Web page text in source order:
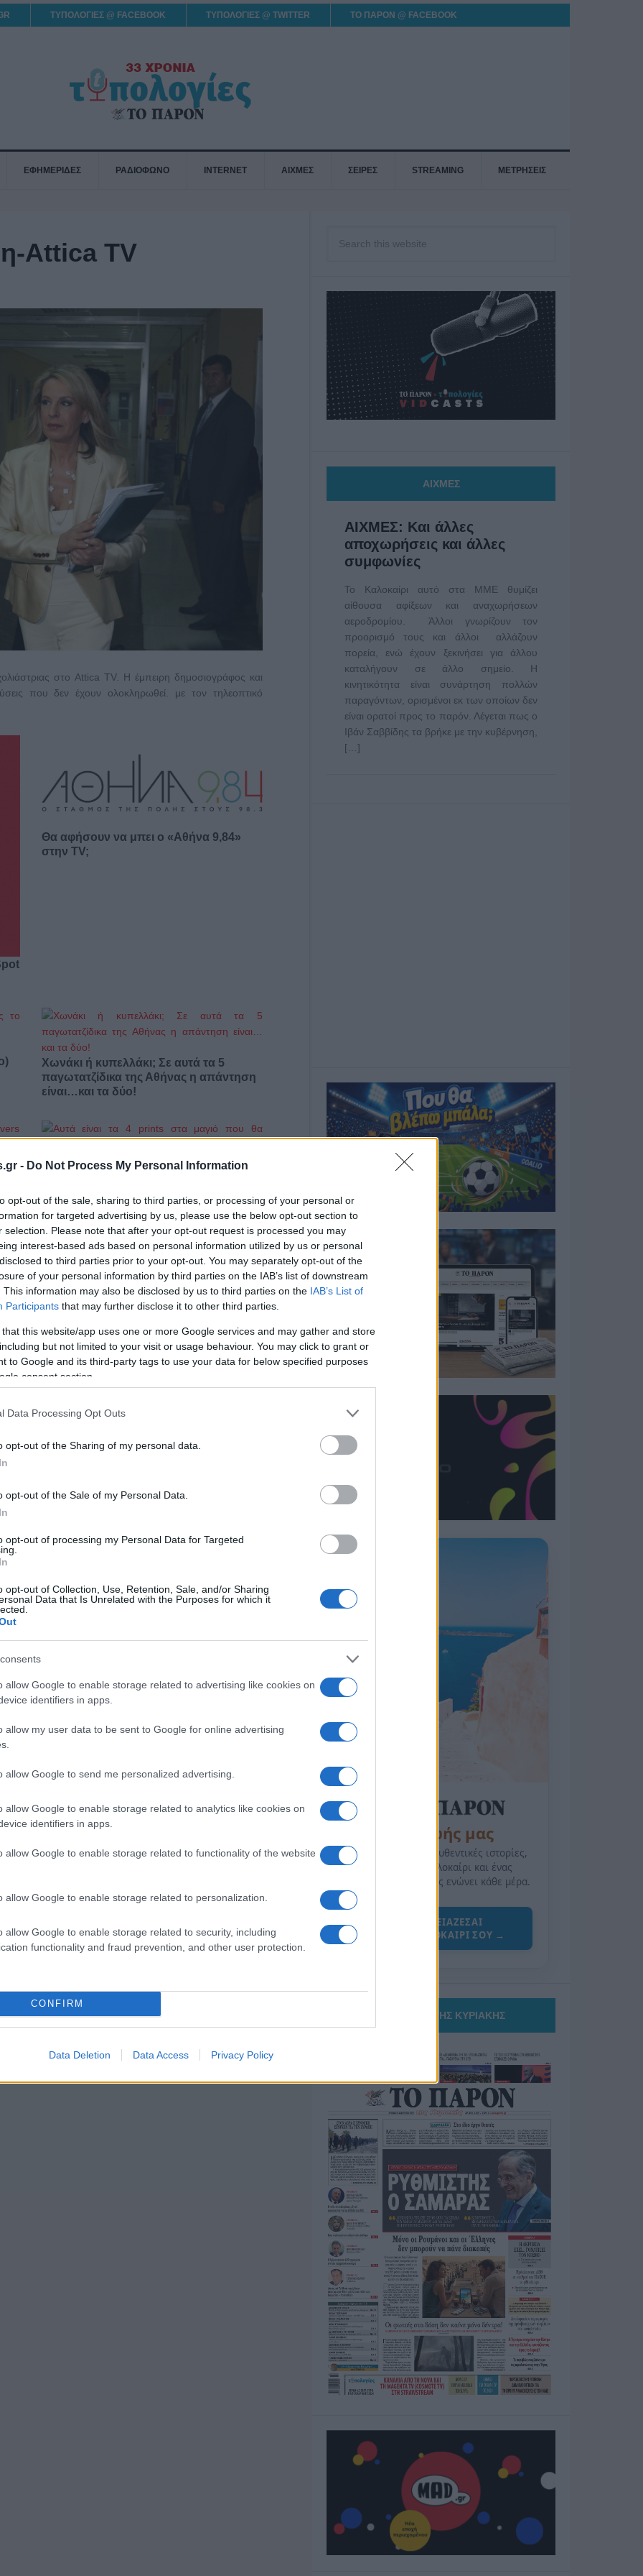
- Do Not Process My Personal Information
opt-out of the sale, sharing to third parties, or processing of your personal or
for targeted advertising by us, please use the below opt-out section to
selection. Please note that after your opt-out request is processed you may
interest-based ads based on personal information utilized by us or personal
to third parties prior to your opt-out. You may separately opt-out of the
of your personal information by third parties on the IAB’s list of downstream
This information may also be disclosed by us to third parties on the IAB’s List of
Participants that may further disclose it to other third parties.
that this website/app uses one or more Google services and may gather and store
but not limited to your visit or usage behaviour. You may click to grant or
to Google and its third-party tags to use your data for below specified purposes
consent section.
Data Processing Opt Outs
opt-out of the Sharing of my personal data.
opt-out of the Sale of my Personal Data.
opt-out of processing my Personal Data for Targeted
opt-out of Collection, Use, Retention, Sale, and/or Sharing
Data that Is Unrelated with the Purposes for which it
allow Google to enable storage related to advertising like cookies on
identifiers in apps.
allow my user data to be sent to Google for online advertising
allow Google to send me personalized advertising.
allow Google to enable storage related to analytics like cookies on
identifiers in apps.
allow Google to enable storage related to functionality of the website
allow Google to enable storage related to personalization.
allow Google to enable storage related to security, including
functionality and fraud prevention, and other user protection.
CONFIRM
Data Deletion Data Access Privacy Policy
ΤΥΠΟΛΟΓΙΕΣ @ FACEBOOK ΤΥΠΟΛΟΓΙΕΣ @ TWITTER ΤΟ ΠΑΡΟΝ @ FACEBOOK
ΕΦΗΜΕΡΙΔΕΣ ΡΑΔΙΟΦΩΝΟ INTERNET ΑΙΧΜΕΣ ΣΕΙΡΕΣ STREAMING ΜΕΤΡΗΣΕΙΣ
Attica TV
στο Attica TV. Η έμπειρη δημοσιογράφος και
που δεν έχουν ολοκληρωθεί. με τον τηλεοπτικό
Θα αφήσουν να μπει ο «Αθήνα 9,84»
στην TV;
Χωνάκι ή κυπελλάκι; Σε αυτά τα 5
παγωτατζίδικα της Αθήνας η απάντηση
είναι…και τα δύο!
Αυτά είναι τα 4 prints στα μαγιό που θα
βλέπεις σε κάθε παραλία φέτος!
Πώς να ξεφλουδίζεις εύκολα το σκόρδο
– Το kitchen trick που κάθε foodie
πρέπει να ξέρει
Τηλεοπτικά «Μαγειρέματα», Ψηφιακοί
Εβδομάδα που Ανακάτεψε την
ΤΣΟΥΝΑΜΙ ψηφιακής οργής…
Ο καιρός των επομένων ημερών:
θερμοκρασίας
ΑΙΧΜΕΣ
ΑΙΧΜΕΣ: Και άλλες
αποχωρήσεις και άλλες
συμφωνίες
Το Καλοκαίρι αυτό στα ΜΜΕ θυμίζει
αίθουσα αφίξεων και αναχωρήσεων
αεροδρομίου. Άλλοι γνωρίζουν τον
προορισμό τους και άλλοι αλλάζουν
πορεία, ενώ έχουν ξεκινήσει για άλλου
καταλήγουν σε άλλο σημείο. Η
κινητικότητα είναι συνάρτηση πολλών
παραγόντων, ορισμένοι εκ των οποίων δεν
είναι ορατοί προς το παρόν. Λέγεται πως ο
Ιβάν Σαββίδης τα βρήκε με την κυβέρνηση,
[…]
της Ζωής μας
Οι άνθρωποι, οι αυθεντικές ιστορίες,
το ελληνικό καλοκαίρι και ένας
πολιτισμός που μας ενώνει κάθε μέρα.
ΟΣΑ ΧΡΕΙΑΖΕΣΑΙ
ΓΙΑ ΤΟ ΚΑΛΟΚΑΙΡΙ ΣΟΥ →
ΤΟ ΠΑΡΟΝ ΤΗΣ ΚΥΡΙΑΚΗΣ